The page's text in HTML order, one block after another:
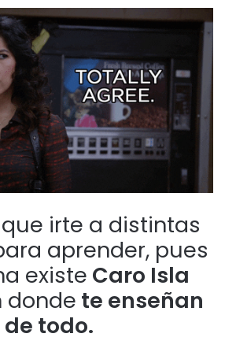
irte a distintas
aprender, pues
existe Caro Isla
donde te enseñan
de todo.